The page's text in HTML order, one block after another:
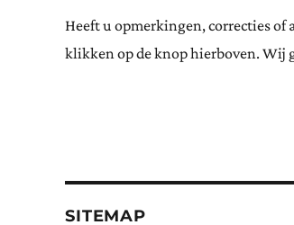
Heeft u opmerkingen, correcties
klikken op de knop hierboven. Wij
SITEMAP